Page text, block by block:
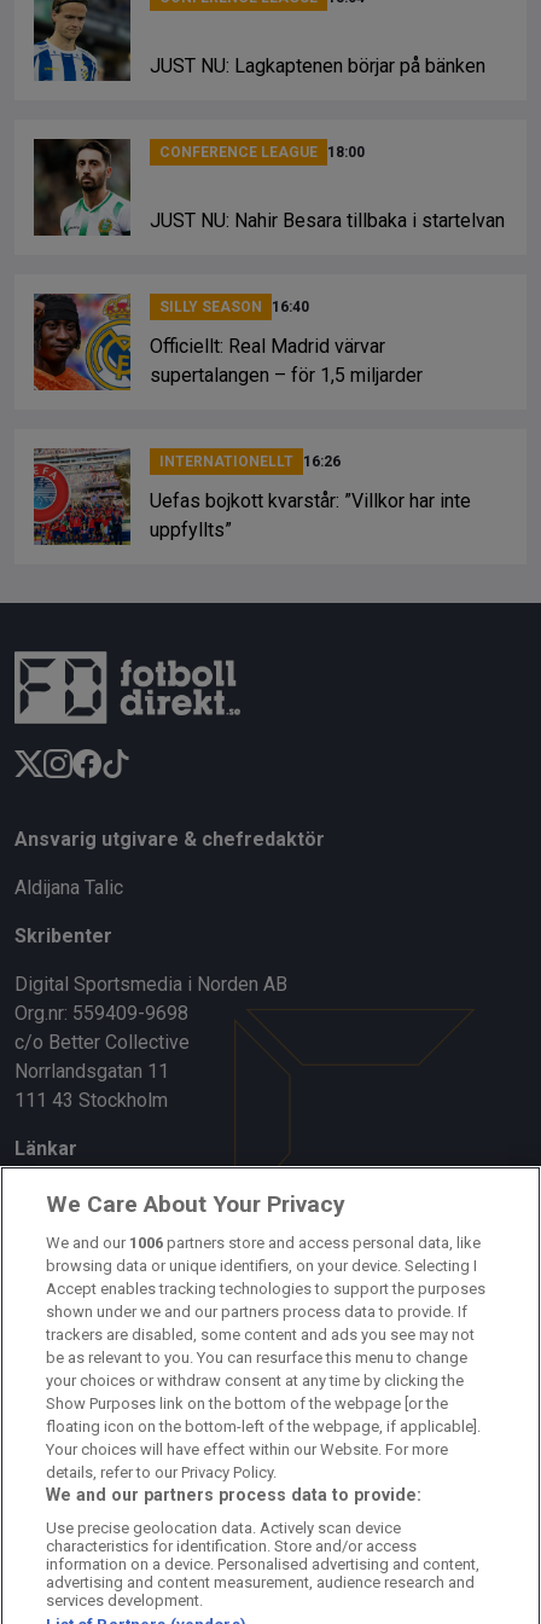
JUST NU: Lagkaptenen börjar på bänken
CONFERENCE LEAGUE 18:00
JUST NU: Nahir Besara tillbaka i startelvan
SILLY SEASON 16:40
Officiellt: Real Madrid värvar
supertalangen – för 1,5 miljarder
INTERNATIONELLT 16:26
Uefas bojkott kvarstår: ”Villkor har inte
uppfyllts”
Ansvarig utgivare & chefredaktör
Aldijana Talic
Skribenter
Digital Sportsmedia i Norden AB
Org.nr: 559409-9698
c/o Better Collective
Norrlandsgatan 11
111 43 Stockholm
Länkar
Om oss
Kontakta oss
Kundtjänst
Sponsor: Rekatochklart
Annonsera på Fotbolldirekt
Redaktionell policy
Personuppgiftspolicy
Cookiepolicy
Arkiv
We Care About Your Privacy
We and our 1006 partners store and access personal data, like
browsing data or unique identifiers, on your device. Selecting I
Accept enables tracking technologies to support the purposes
shown under we and our partners process data to provide. If
trackers are disabled, some content and ads you see may not
be as relevant to you. You can resurface this menu to change
your choices or withdraw consent at any time by clicking the
Show Purposes link on the bottom of the webpage [or the
floating icon on the bottom-left of the webpage, if applicable].
Your choices will have effect within our Website. For more
details, refer to our Privacy Policy.
We and our partners process data to provide:
Use precise geolocation data. Actively scan device
characteristics for identification. Store and/or access
information on a device. Personalised advertising and content,
advertising and content measurement, audience research and
services development.